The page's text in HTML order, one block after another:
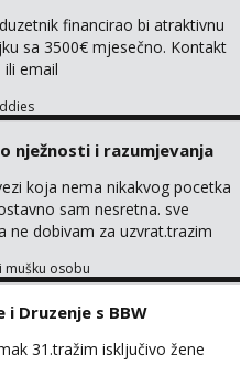
financirao bi atraktivnu
sa 3500€ mjesečno. Kontakt
email
nježnosti i razumjevanja
koja nema nikakvog pocetka
sam nesretna. sve
ne dobivam za uzvrat.trazim
malo njeznosti i
koji me jako
kad muskarac preuzme
mušku osobu
i Druzenje s BBW
31.tražim isključivo žene